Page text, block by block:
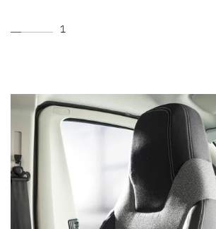
1